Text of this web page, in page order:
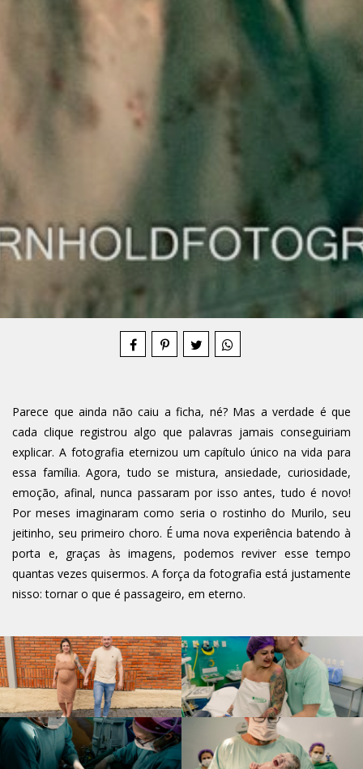
Parece que ainda não caiu a ficha, né? Mas a verdade é que
cada clique registrou algo que palavras jamais conseguiriam
explicar. A fotografia eternizou um capítulo único na vida para
essa família. Agora, tudo se mistura, ansiedade, curiosidade,
emoção, afinal, nunca passaram por isso antes, tudo é novo!
Por meses imaginaram como seria o rostinho do Murilo, seu
jeitinho, seu primeiro choro. É uma nova experiência batendo à
porta e, graças às imagens, podemos reviver esse tempo
quantas vezes quisermos. A força da fotografia está justamente
nisso: tornar o que é passageiro, em eterno.